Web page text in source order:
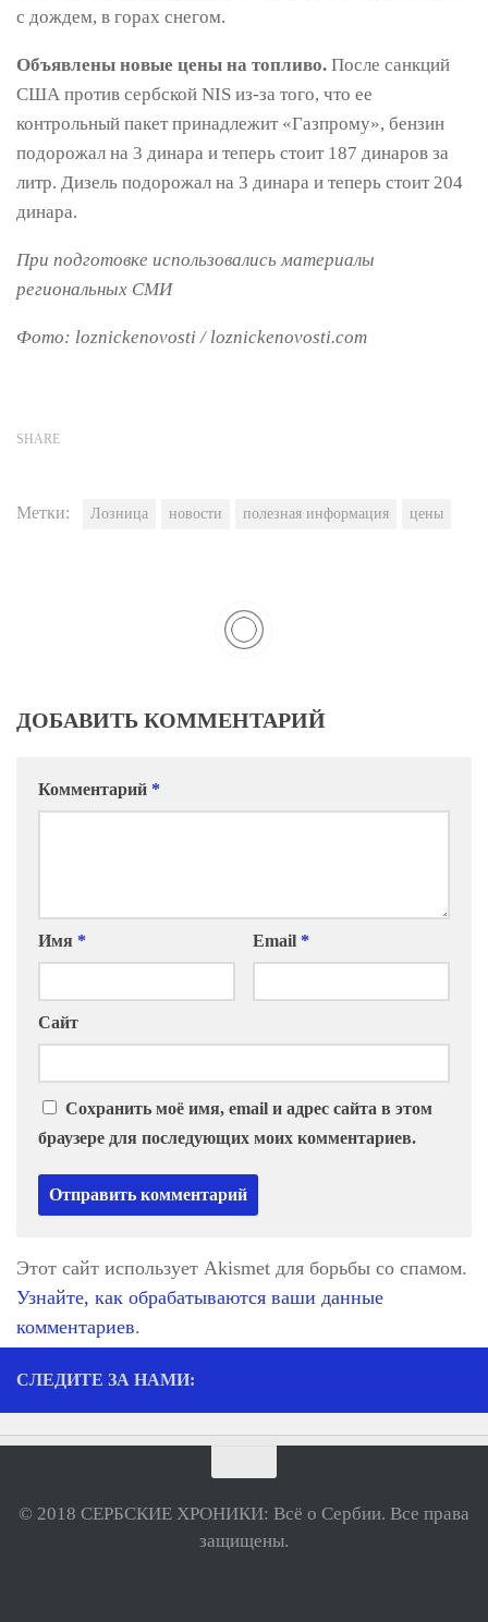
с дождем, в горах снегом.
Объявлены новые цены на топливо. После санкций
США против сербской NIS из-за того, что ее
контрольный пакет принадлежит «Газпрому», бензин
подорожал на 3 динара и теперь стоит 187 динаров за
литр. Дизель подорожал на 3 динара и теперь стоит 204
динара.
При подготовке использовались материалы
региональных СМИ
Фото: loznickenovosti / loznickenovosti.com
SHARE
Метки: Лозница новости полезная информация цены
ДОБАВИТЬ КОММЕНТАРИЙ
Комментарий *
Имя * Email *
Сайт
Сохранить моё имя, email и адрес сайта в этом
браузере для последующих моих комментариев.
Этот сайт использует Akismet для борьбы со спамом.
Узнайте, как обрабатываются ваши данные
комментариев.
СЛЕДИТЕ ЗА НАМИ:
© 2018 СЕРБСКИЕ ХРОНИКИ: Всё о Сербии. Все права
защищены.